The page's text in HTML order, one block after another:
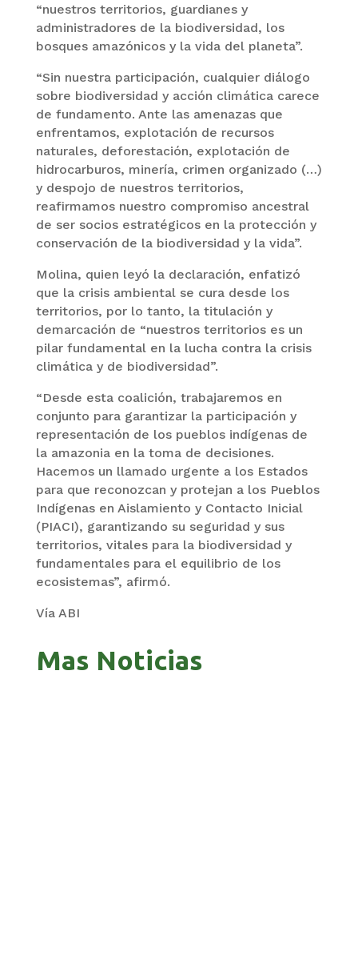
“nuestros territorios, guardianes y
administradores de la biodiversidad, los
bosques amazónicos y la vida del planeta”.
“Sin nuestra participación, cualquier diálogo
sobre biodiversidad y acción climática carece
de fundamento. Ante las amenazas que
enfrentamos, explotación de recursos
naturales, deforestación, explotación de
hidrocarburos, minería, crimen organizado (…)
y despojo de nuestros territorios,
reafirmamos nuestro compromiso ancestral
de ser socios estratégicos en la protección y
conservación de la biodiversidad y la vida”.
Molina, quien leyó la declaración, enfatizó
que la crisis ambiental se cura desde los
territorios, por lo tanto, la titulación y
demarcación de “nuestros territorios es un
pilar fundamental en la lucha contra la crisis
climática y de biodiversidad”.
“Desde esta coalición, trabajaremos en
conjunto para garantizar la participación y
representación de los pueblos indígenas de
la amazonia en la toma de decisiones.
Hacemos un llamado urgente a los Estados
para que reconozcan y protejan a los Pueblos
Indígenas en Aislamiento y Contacto Inicial
(PIACI), garantizando su seguridad y sus
territorios, vitales para la biodiversidad y
fundamentales para el equilibrio de los
ecosistemas”, afirmó.
Vía ABI
Mas Noticias